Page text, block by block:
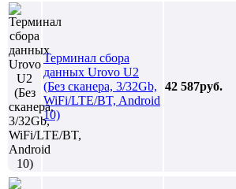
Терминал сбора
данных Urovo U2
(Без сканера, 3/32Gb,
WiFi/LTE/BT, Android
10)
42 587руб.